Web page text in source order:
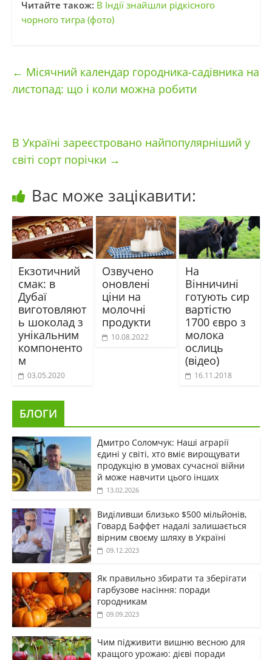
Читайте також: В Індії знайшли рідкісного
чорного тигра (фото)
← Місячний календар городника-садівника на
листопад: що і коли можна робити
В Україні зареєстровано найпопулярніший у
світі сорт порічки →
Вас може зацікавити:
Екзотичний
смак: в
Дубаї
виготовляют
ь шоколад з
унікальним
компоненто
м
03.05.2020
Озвучено
оновлені
ціни на
молочні
продукти
10.08.2022
На
Вінничині
готують сир
вартістю
1700 євро з
молока
ослиць
(відео)
16.11.2018
БЛОГИ
Дмитро Соломчук: Наші аграрії
єдині у світі, хто вміє вирощувати
продукцію в умовах сучасної війни
й може навчити цього інших
13.02.2026
Виділивши близько $500 мільйонів,
Говард Баффет надалі залишається
вірним своєму шляху в Україні
09.12.2023
Як правильно збирати та зберігати
гарбузове насіння: поради
городникам
09.09.2023
Чим підживити вишню весною для
кращого урожаю: дієві поради